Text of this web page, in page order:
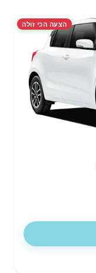
הצעה הכי זולה